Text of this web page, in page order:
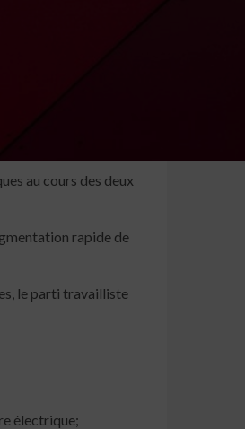
au cours des deux
rapide de
le parti travailliste
électrique;